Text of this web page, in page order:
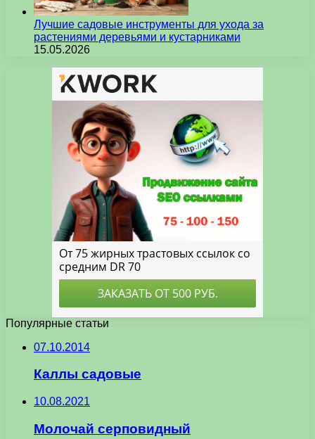
Лучшие садовые инструменты для ухода за
растениями деревьями и кустарниками
15.05.2026
Популярные статьи
07.10.2014
Каллы садовые
10.08.2021
Молочай серповидный